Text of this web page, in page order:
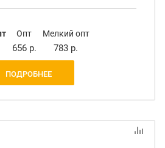
Опт
656 р.
Мелкий опт
783 р.
ПОДРОБНЕЕ